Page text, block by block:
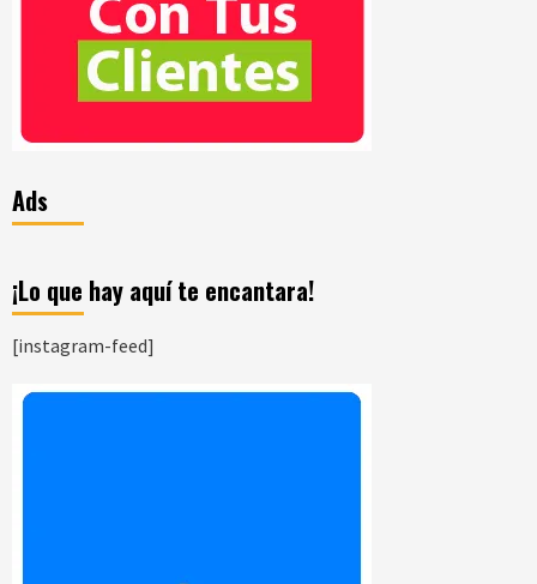
Ads
¡Lo que hay aquí te encantara!
[instagram-feed]